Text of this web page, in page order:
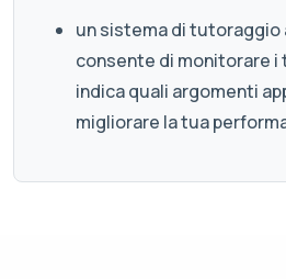
un sistema di
consente di monitorare i
indica quali argomenti
migliorare la tua